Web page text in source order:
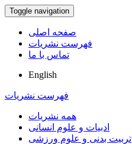
Toggle navigation
صفحه اصلی
فهرست نشریات
تماس با ما
English
فهرست نشریات
همه نشریات
ادبیات و علوم انسانی
تربیت بدنی و علوم ورزشی